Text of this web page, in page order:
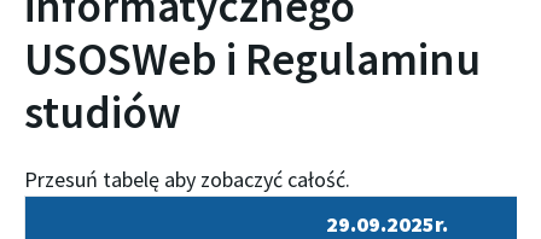
USOSWeb i Regulaminu
studiów
29.09.2025r.